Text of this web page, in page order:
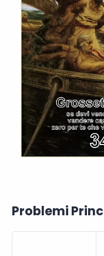
Problemi